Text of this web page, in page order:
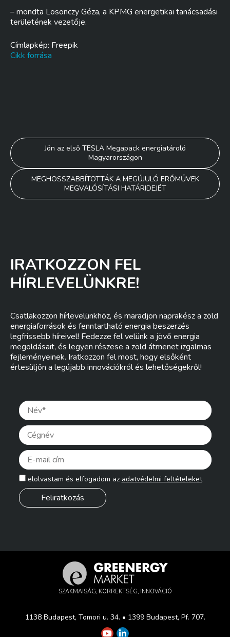
– mondta Losonczy Géza, a KPMG energetikai tanácsadási
területének vezetője.
Címlapkép: Freepik
Cikk forrása
Bejegyzés
navigáció
Jön az első TESLA Megapack energiatároló
Magyarországon
MEGHOSSZABBÍTOTTÁK A MEGÚJULÓ ERŐMŰVEK
MEGVALÓSÍTÁSI HATÁRIDEJÉT
IRATKOZZON FEL
HÍRLEVELÜNKRE!
Csatlakozzon hírlevelünkhöz, és maradjon naprakész a zöld
energiaforrások és fenntartható energia beszerzés
legfrissebb híreivel! Fedezze fel velünk a jövő energia
megoldásait, és legyen részese a zöld átmenet izgalmas
fejleményeinek. Iratkozzon fel most, hogy elsőként
értesüljön a legújabb innovációkról és lehetőségekről!
elolvastam és elfogadom az adatvédelmi feltételeket
SZAKMAISÁG, KORREKTSÉG, INNOVÁCIÓ
1138 Budapest, Tomori u. 34. • 1399 Budapest, Pf. 707.